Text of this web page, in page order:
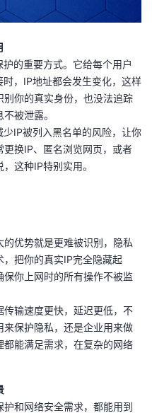
的重要方式。它给每个用户
，IP地址都会发生变化，这样
你的真实身份，也没法追踪
被泄露。
IP被列入黑名单的风险，让你
更换IP、匿名浏览网页，或者
这种IP特别实用。
优势就是更难被识别，隐私
把你的真实IP完全隐藏起
你上网时的所有操作不被监
输速度更快，延迟更低，不
保护隐私，还是企业用来做
能满足需求，在复杂的网络
和网络安全需求，都能用到